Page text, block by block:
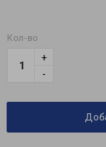
Кол-во
-
+